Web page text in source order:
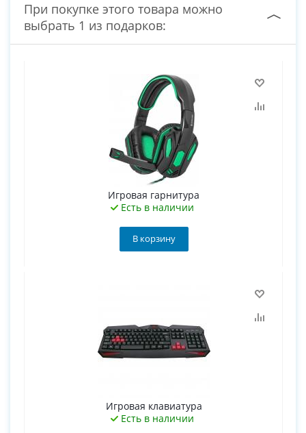
При покупке этого товара можно
выбрать 1 из подарков:
Игровая гарнитура
Есть в наличии
В корзину
Игровая клавиатура
Есть в наличии